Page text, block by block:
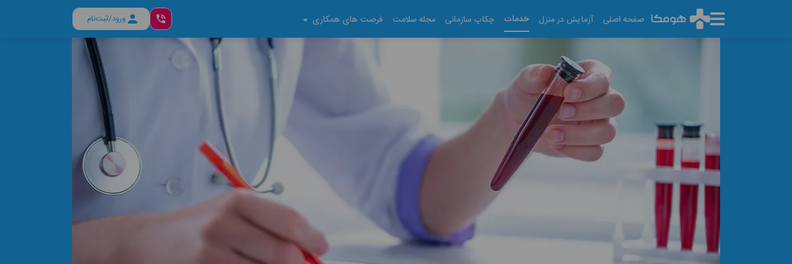
صفحه اصلی آزمایش در منزل خدمات چکاپ سازمانی مجله سلامت فرصت های همکاری ورود/ثبت‌نام